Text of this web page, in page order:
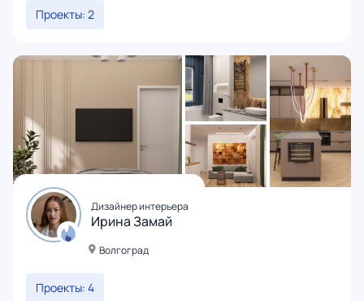
Проекты: 2
Дизайнер интерьера
Ирина Замай
Волгоград
Проекты: 4